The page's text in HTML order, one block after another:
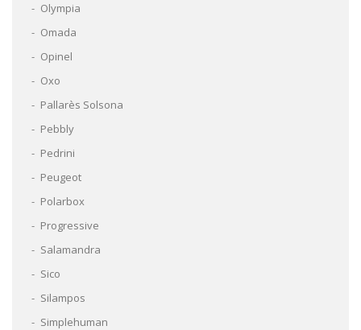
Olympia
Omada
Opinel
Oxo
Pallarès Solsona
Pebbly
Pedrini
Peugeot
Polarbox
Progressive
Salamandra
Sico
Silampos
Simplehuman